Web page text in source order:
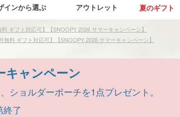
インから選ぶ アウトレット 夏のギフト
ギフト対応可】【SNOOPY 2026 サマーキャンペーン】
料 ギフト対応可】【SNOOPY 2026 サマーキャンペーン】
キャンペーン
ショルダーポーチを1点プレゼント。
終了